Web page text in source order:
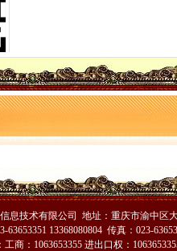
牛中文网
册商标续展台州公司注册今
目招标公告_中国招标网_广东
检王经理_志趣网
版）-[中财网]
挂牌公告_土地资讯_-房天下
容宣_新浪博客
息_电话_地址】-赶集网
（转载）-磨房
南航直飞-东京往返）
坊火锅加盟_电话_加盟费多少
息技术有限公司 地址：重庆市渝中区
63653351 13368080804 传真：023-
工商：1063653355 进出口权：